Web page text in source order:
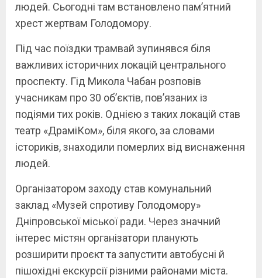
людей. Сьогодні там встановлено пам’ятний
хрест жертвам Голодомору.
Під час поїздки трамвай зупинявся біля
важливих історичних локацій центрального
проспекту. Гід Микола Чабан розповів
учасникам про 30 об’єктів, пов’язаних із
подіями тих років. Однією з таких локацій став
театр «ДраміКом», біля якого, за словами
істориків, знаходили померлих від виснаження
людей.
Організатором заходу став комунальний
заклад «Музей спротиву Голодомору»
Дніпровської міської ради. Через значний
інтерес містян організатори планують
розширити проєкт та запустити автобусні й
пішохідні екскурсії різними районами міста.